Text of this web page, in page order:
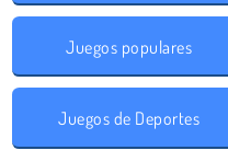
Juegos populares
Juegos de Deportes